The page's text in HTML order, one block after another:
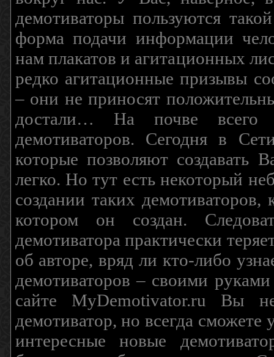
демотиваторы пользуются
форма подачи информации
нам плакатов и агитационных
редко агитационные призывы
– они не приносят
достали… На почве всего
демотиваторов. Сегодня в
которые позволяют создавать
легко. Но тут есть некоторый
создании таких
котором он создан.
демотиватора практически
об авторе, вряд ли кто-либо
демотиваторов – своими
сайте MyDemotivator.ru Вы
демотиватор, но всегда сможете
интересные новые